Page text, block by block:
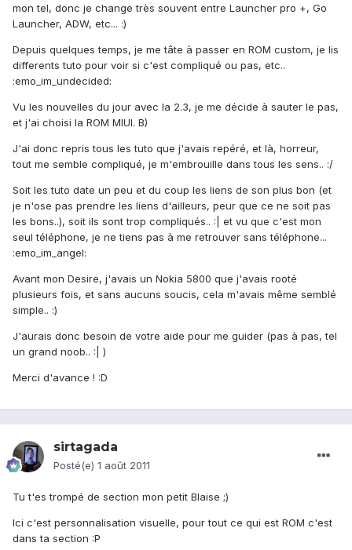
mon tel, donc je change très souvent entre Launcher pro +, Go
Launcher, ADW, etc... :)
Depuis quelques temps, je me tâte à passer en ROM custom, je lis
differents tuto pour voir si c'est compliqué ou pas, etc..
:emo_im_undecided:
Vu les nouvelles du jour avec la 2.3, je me décide à sauter le pas,
et j'ai choisi la ROM MIUI. B)
J'ai donc repris tous les tuto que j'avais repéré, et là, horreur,
tout me semble compliqué, je m'embrouille dans tous les sens.. :/
Soit les tuto date un peu et du coup les liens de son plus bon (et
je n'ose pas prendre les liens d'ailleurs, peur que ce ne soit pas
les bons..), soit ils sont trop compliqués.. :| et vu que c'est mon
seul téléphone, je ne tiens pas à me retrouver sans téléphone...
:emo_im_angel:
Avant mon Desire, j'avais un Nokia 5800 que j'avais rooté
plusieurs fois, et sans aucuns soucis, cela m'avais même semblé
simple.. :)
J'aurais donc besoin de votre aide pour me guider (pas à pas, tel
un grand noob.. :| )
Merci d'avance ! :D
sirtagada
Posté(e) 1 août 2011
Tu t'es trompé de section mon petit Blaise ;)
Ici c'est personnalisation visuelle, pour tout ce qui est ROM c'est
dans ta section :P